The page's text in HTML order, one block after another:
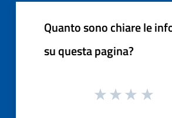
Quanto sono chiare le
su questa pagina?